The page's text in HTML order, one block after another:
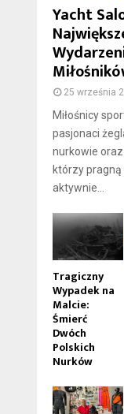
Yacht
25 września
Miłośnicy
pasjonaci
nurkowie
którzy
aktywnie...
Tragiczny
Wypadek na
Malcie:
Śmierć
Dwóch
Polskich
Nurków